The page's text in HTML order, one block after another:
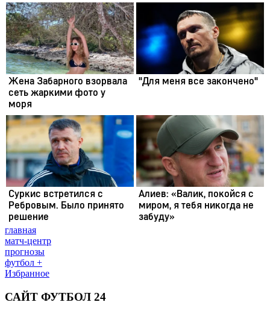
главная
матч-центр
прогнозы
футбол +
Избранное
САЙТ ФУТБОЛ 24